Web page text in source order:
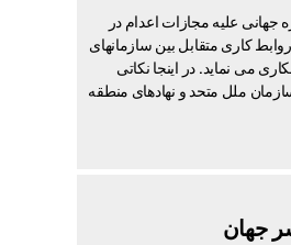
جهانی علیه مجازات اعدام در
کاری متقابل بین سازمانهای
می نماید. در اینجا نکاتی
ملل متحد و نهادهای منطقه
جهان